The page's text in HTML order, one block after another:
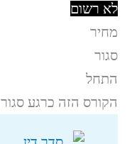
לא רשום
מחיר
סגור
התחל
הקורס הזה כרגע סגור